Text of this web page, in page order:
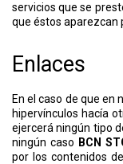
servicios que se
que éstos aparezcan
Enlaces
En el caso de que en
hipervínculos hacía
ejercerá ningún tipo
ningún caso BCN
por los contenidos